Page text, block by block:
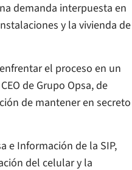
demanda interpuesta en
y la vivienda de
el proceso en un
de Grupo Opsa, de
de mantener en secreto
e Información de la SIP,
del celular y la